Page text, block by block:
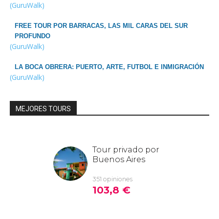
(GuruWalk)
FREE TOUR POR BARRACAS, LAS MIL CARAS DEL SUR
PROFUNDO
(GuruWalk)
LA BOCA OBRERA: PUERTO, ARTE, FUTBOL E INMIGRACIÓN
(GuruWalk)
MEJORES TOURS